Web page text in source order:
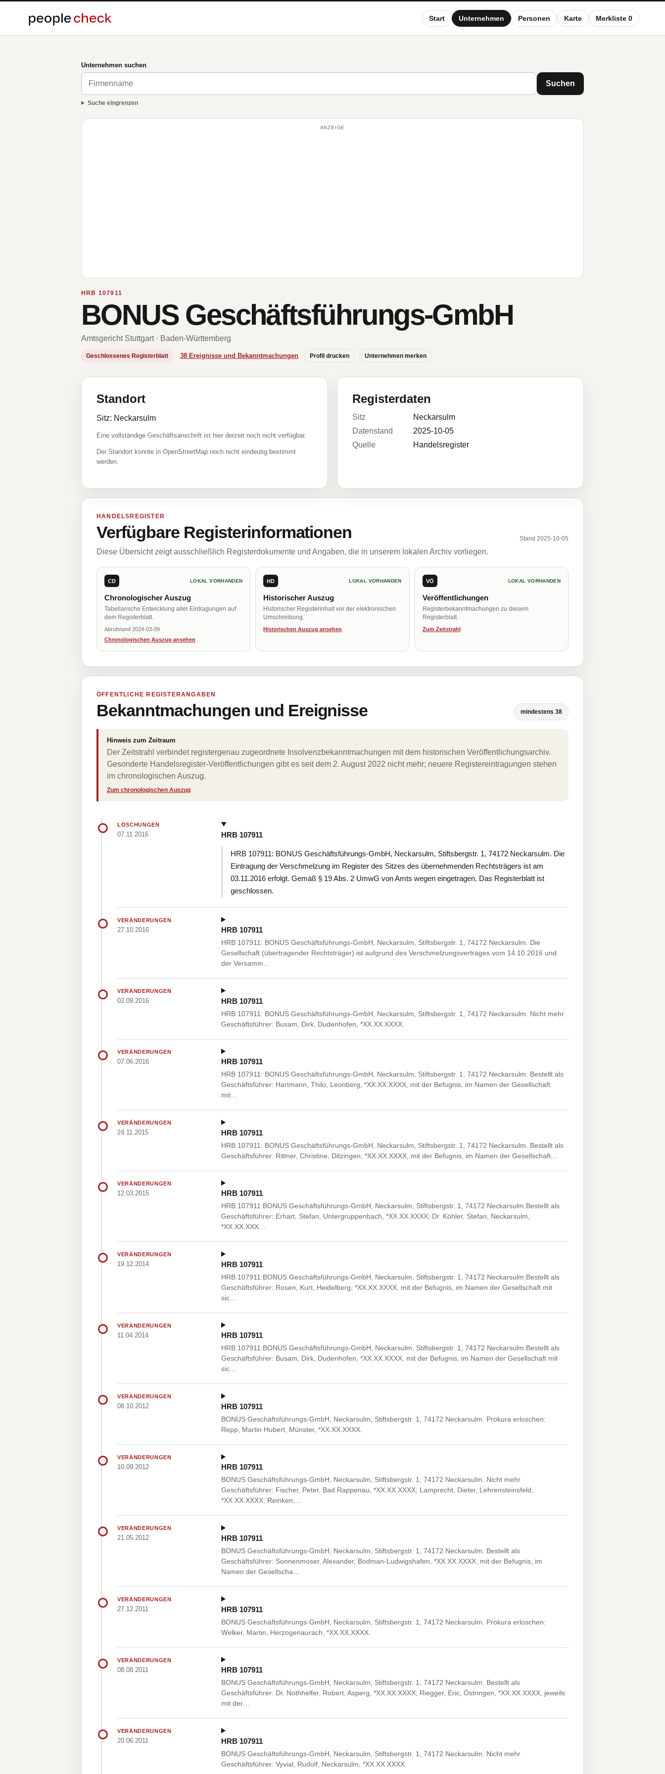
Start Unternehmen Personen Karte Merkliste 0
Unternehmen suchen
Suchen
Suche eingrenzen
ANZEIGE
HRB 107911
BONUS Geschäftsführungs-GmbH
Amtsgericht Stuttgart · Baden-Württemberg
Geschlossenes Registerblatt 38 Ereignisse und Bekanntmachungen Profil drucken Unternehmen merken
Standort
Sitz: Neckarsulm
Eine vollständige Geschäftsanschrift ist hier derzeit noch nicht verfügbar.
Der Standort konnte in OpenStreetMap noch nicht eindeutig bestimmt
werden.
Registerdaten
Sitz
Neckarsulm
Datenstand
2025-10-05
Quelle
Handelsregister
HANDELSREGISTER
Verfügbare Registerinformationen Stand 2025-10-05
Diese Übersicht zeigt ausschließlich Registerdokumente und Angaben, die in unserem lokalen Archiv vorliegen.
CD LOKAL VORHANDEN
Chronologischer Auszug
Tabellarische Entwicklung aller Eintragungen auf
dem Registerblatt.
Abrufstand 2024-03-09
Chronologischen Auszug ansehen
HD LOKAL VORHANDEN
Historischer Auszug
Historischer Registerinhalt vor der elektronischen
Umschreibung.
Historischen Auszug ansehen
VÖ LOKAL VORHANDEN
Veröffentlichungen
Registerbekanntmachungen zu diesem
Registerblatt.
Zum Zeitstrahl
ÖFFENTLICHE REGISTERANGABEN
Bekanntmachungen und Ereignisse mindestens 38
Hinweis zum Zeitraum
Der Zeitstrahl verbindet registergenau zugeordnete Insolvenzbekanntmachungen mit dem historischen Veröffentlichungsarchiv.
Gesonderte Handelsregister-Veröffentlichungen gibt es seit dem 2. August 2022 nicht mehr; neuere Registereintragungen stehen
im chronologischen Auszug.
Zum chronologischen Auszug
LÖSCHUNGEN
07.11.2016 HRB 107911
HRB 107911: BONUS Geschäftsführungs-GmbH, Neckarsulm, Stiftsbergstr. 1, 74172 Neckarsulm. Die
Eintragung der Verschmelzung im Register des Sitzes des übernehmenden Rechtsträgers ist am
03.11.2016 erfolgt. Gemäß § 19 Abs. 2 UmwG von Amts wegen eingetragen. Das Registerblatt ist
geschlossen.
VERÄNDERUNGEN
27.10.2016 HRB 107911
HRB 107911: BONUS Geschäftsführungs-GmbH, Neckarsulm, Stiftsbergstr. 1, 74172 Neckarsulm. Die
Gesellschaft (übertragender Rechtsträger) ist aufgrund des Verschmelzungsvertrages vom 14.10.2016 und
der Versamm…
VERÄNDERUNGEN
02.09.2016 HRB 107911
HRB 107911: BONUS Geschäftsführungs-GmbH, Neckarsulm, Stiftsbergstr. 1, 74172 Neckarsulm. Nicht mehr
Geschäftsführer: Busam, Dirk, Dudenhofen, *XX.XX.XXXX.
VERÄNDERUNGEN
07.06.2016 HRB 107911
HRB 107911: BONUS Geschäftsführungs-GmbH, Neckarsulm, Stiftsbergstr. 1, 74172 Neckarsulm. Bestellt als
Geschäftsführer: Hartmann, Thilo, Leonberg, *XX.XX.XXXX, mit der Befugnis, im Namen der Gesellschaft
mit…
VERÄNDERUNGEN
24.11.2015 HRB 107911
HRB 107911: BONUS Geschäftsführungs-GmbH, Neckarsulm, Stiftsbergstr. 1, 74172 Neckarsulm. Bestellt als
Geschäftsführer: Rittner, Christine, Ditzingen, *XX.XX.XXXX, mit der Befugnis, im Namen der Gesellschaft…
VERÄNDERUNGEN
12.03.2015 HRB 107911
HRB 107911:BONUS Geschäftsführungs-GmbH, Neckarsulm, Stiftsbergstr. 1, 74172 Neckarsulm.Bestellt als
Geschäftsführer: Erhart, Stefan, Untergruppenbach, *XX.XX.XXXX; Dr. Köhler, Stefan, Neckarsulm,
*XX.XX.XXX…
VERÄNDERUNGEN
19.12.2014 HRB 107911
HRB 107911:BONUS Geschäftsführungs-GmbH, Neckarsulm, Stiftsbergstr. 1, 74172 Neckarsulm.Bestellt als
Geschäftsführer: Rosen, Kurt, Heidelberg, *XX.XX.XXXX, mit der Befugnis, im Namen der Gesellschaft mit
sic…
VERÄNDERUNGEN
11.04.2014 HRB 107911
HRB 107911:BONUS Geschäftsführungs-GmbH, Neckarsulm, Stiftsbergstr. 1, 74172 Neckarsulm.Bestellt als
Geschäftsführer: Busam, Dirk, Dudenhofen, *XX.XX.XXXX, mit der Befugnis, im Namen der Gesellschaft mit
sic…
VERÄNDERUNGEN
08.10.2012 HRB 107911
BONUS Geschäftsführungs-GmbH, Neckarsulm, Stiftsbergstr. 1, 74172 Neckarsulm. Prokura erloschen:
Repp, Martin Hubert, Münster, *XX.XX.XXXX.
VERÄNDERUNGEN
10.09.2012 HRB 107911
BONUS Geschäftsführungs-GmbH, Neckarsulm, Stiftsbergstr. 1, 74172 Neckarsulm. Nicht mehr
Geschäftsführer: Fischer, Peter, Bad Rappenau, *XX.XX.XXXX; Lamprecht, Dieter, Lehrensteinsfeld,
*XX.XX.XXXX; Reinken,…
VERÄNDERUNGEN
21.05.2012 HRB 107911
BONUS Geschäftsführungs-GmbH, Neckarsulm, Stiftsbergstr. 1, 74172 Neckarsulm. Bestellt als
Geschäftsführer: Sonnenmoser, Alexander, Bodman-Ludwigshafen, *XX.XX.XXXX, mit der Befugnis, im
Namen der Gesellscha…
VERÄNDERUNGEN
27.12.2011 HRB 107911
BONUS Geschäftsführungs-GmbH, Neckarsulm, Stiftsbergstr. 1, 74172 Neckarsulm. Prokura erloschen:
Welker, Martin, Herzogenaurach, *XX.XX.XXXX.
VERÄNDERUNGEN
08.08.2011 HRB 107911
BONUS Geschäftsführungs-GmbH, Neckarsulm, Stiftsbergstr. 1, 74172 Neckarsulm. Bestellt als
Geschäftsführer: Dr. Nothhelfer, Robert, Asperg, *XX.XX.XXXX; Riegger, Eric, Östringen, *XX.XX.XXXX, jeweils
mit der…
VERÄNDERUNGEN
20.06.2011 HRB 107911
BONUS Geschäftsführungs-GmbH, Neckarsulm, Stiftsbergstr. 1, 74172 Neckarsulm. Nicht mehr
Geschäftsführer: Vyvial, Rudolf, Neckarsulm, *XX.XX.XXXX.